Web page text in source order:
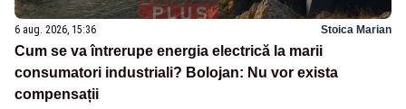
6 aug. 2026, 15:36 Stoica Marian
Cum se va întrerupe energia electrică la marii
consumatori industriali? Bolojan: Nu vor exista
compensații